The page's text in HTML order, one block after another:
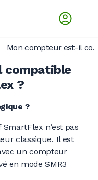
Mon compteur est-il
compatible
?
?
n’est pas
classique. Il est
un compteur
en mode SMR3